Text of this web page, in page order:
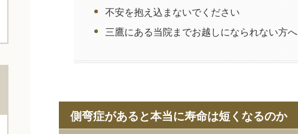
不安を抱え込まないでください
三鷹にある当院までお越しになられない方へ
側弯症があると本当に寿命は短くなるのか